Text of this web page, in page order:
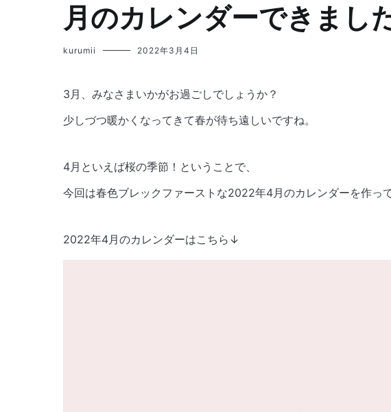
月のカレンダーできまし
kurumii 2022年3月4日
3月、みなさまいかがお過ごしでしょうか？
少しづつ暖かくなってきて春が待ち遠しいですね。
4月といえば桜の季節！ということで、
今回は春色ブレックファーストな2022年4月のカレンダーを作っ
2022年4月のカレンダーはこちら↓